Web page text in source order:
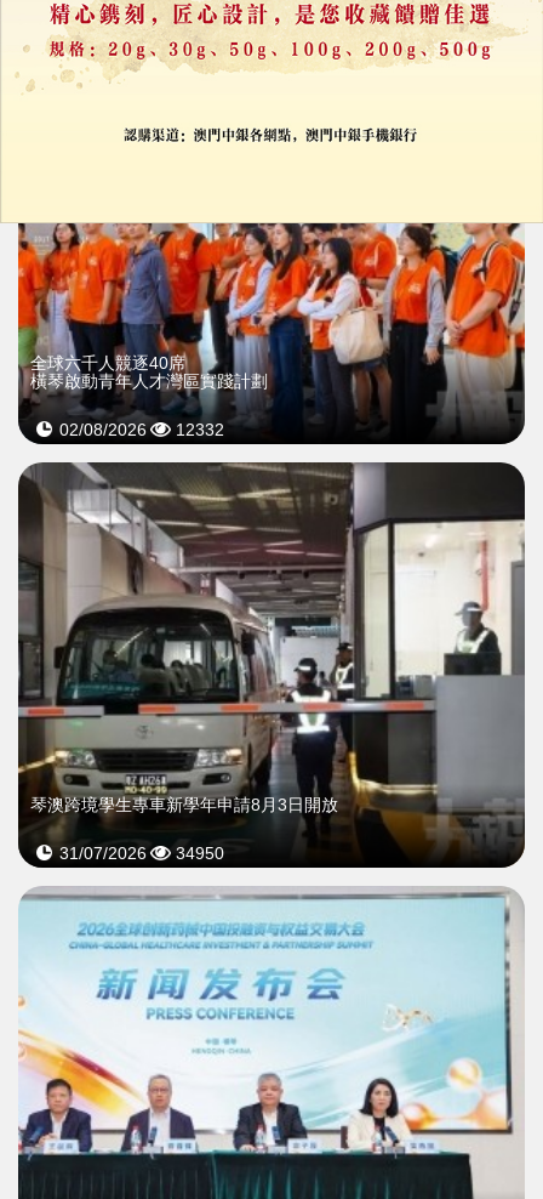
02/08/2026 11952
全球六千人競逐40席
橫琴啟動青年人才灣區實踐計劃
02/08/2026 12332
琴澳跨境學生專車新學年申請8月3日開放
31/07/2026 34950